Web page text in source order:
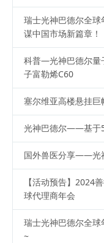
瑞士光神巴德尔全
谋中国市场新篇章！
科普—光神巴德尔量
子富勒烯C60
塞尔维亚高楼悬挂
光神巴德尔——基于
国外兽医分享——光
【活动预告】2024
球代理商年会
瑞士光神巴德尔全
~